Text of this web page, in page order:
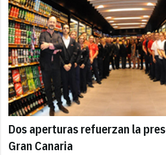
Dos aperturas refuerzan la
Gran Canaria